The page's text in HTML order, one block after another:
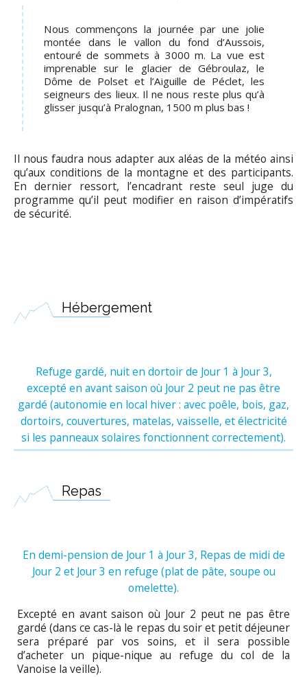
Nous commençons la journée par une jolie
montée dans le vallon du fond d’Aussois,
entouré de sommets à 3000 m. La vue est
imprenable sur le glacier de Gébroulaz, le
Dôme de Polset et l’Aiguille de Péclet, les
seigneurs des lieux. Il ne nous reste plus qu’à
glisser jusqu’à Pralognan, 1500 m plus bas !
Il nous faudra nous adapter aux aléas de la météo ainsi
qu’aux conditions de la montagne et des participants.
En dernier ressort, l’encadrant reste seul juge du
programme qu’il peut modifier en raison d’impératifs
de sécurité.
Hébergement
Refuge gardé, nuit en dortoir de Jour 1 à Jour 3,
excepté en avant saison où Jour 2 peut ne pas être
gardé (autonomie en local hiver : avec poêle, bois, gaz,
dortoirs, couvertures, matelas, vaisselle, et électricité
si les panneaux solaires fonctionnent correctement).
Repas
En demi-pension de Jour 1 à Jour 3, Repas de midi de
Jour 2 et Jour 3 en refuge (plat de pâte, soupe ou
omelette).
Excepté en avant saison où Jour 2 peut ne pas être
gardé (dans ce cas-là le repas du soir et petit déjeuner
sera préparé par vos soins, et il sera possible
d’acheter un pique-nique au refuge du col de la
Vanoise la veille).